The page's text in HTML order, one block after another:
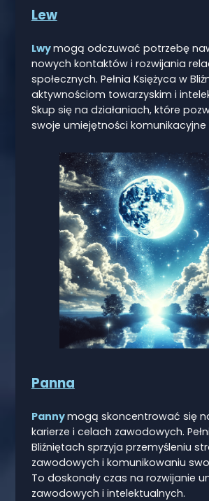
Lew
Lwymogą odczuwać potrzebę
nowych kontaktów i rozwijania
społecznych. Pełnia Księżyca w
aktywnościom towarzyskim i
Skup się na działaniach, które
swoje umiejętności komunikacyjne
Panna
Pannymogą skoncentrować się
karierze i celach zawodowych.
Bliźniętach sprzyja przemyśleniu
zawodowych i komunikowaniu
To doskonały czas na rozwijanie
zawodowych i intelektualnych.